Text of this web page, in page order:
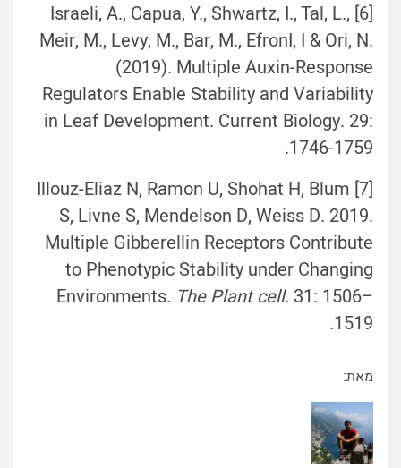
[6] Israeli, A., Capua, Y., Shwartz, I., Tal, L.,
Meir, M., Levy, M., Bar, M., EfronI, I & Ori, N.
(2019). Multiple Auxin-Response
Regulators Enable Stability and Variability
in Leaf Development. Current Biology. 29:
1746-1759.
[7] Illouz-Eliaz N, Ramon U, Shohat H, Blum
S, Livne S, Mendelson D, Weiss D. 2019.
Multiple Gibberellin Receptors Contribute
to Phenotypic Stability under Changing
Environments. The Plant cell. 31: 1506–
1519.
מאת: